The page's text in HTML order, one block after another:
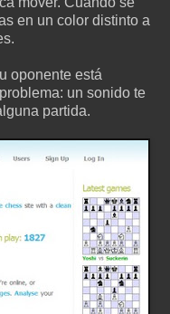
en un color distinto a
oponente está
un sonido te
partida.